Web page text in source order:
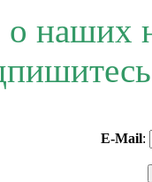
о наших
E-Mail: